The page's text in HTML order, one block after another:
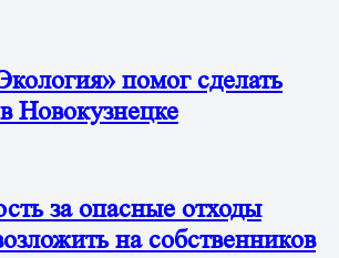
помог сделать
Новокузнецке
за опасные отходы
на собственников